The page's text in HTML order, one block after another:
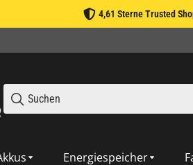
4,61 Sterne Trusted
Energiespeicher